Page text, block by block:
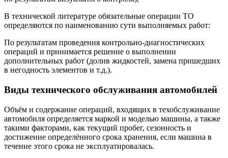
В технической литературе обязательные операции ТО
определяются по наименованию сути выполняемых работ:
По результатам проведения контрольно-диагностических
операций и принимается решение о выполнении
дополнительных работ (долив жидкостей, замена пришедших
в негодность элементов и т.д.).
Виды технического обслуживания автомобилей
Объём и содержание операций, входящих в техобслуживание
автомобиля определяется маркой и моделью машины, а также
такими факторами, как текущий пробег, сезонность и
достижение определённого срока хранения, если машина в
течение этого срока не эксплуатировалась.